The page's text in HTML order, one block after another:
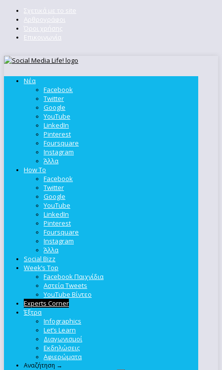
Σχετικά με το site
Αρθρογράφοι
Όροι χρήσης
Επικοινωνία
Νέα
Facebook
Twitter
Google
YouTube
LinkedIn
Pinterest
Foursquare
Instagram
Άλλα
How To
Facebook
Twitter
Google
YouTube
LinkedIn
Pinterest
Foursquare
Instagram
Άλλα
Social Bizz
Week’s Top
Facebook Παιχνίδια
Αστεία Tweets
YouTube Βίντεο
Experts Corner
Έξτρα
Infographics
Let’s Learn
Διαγωνισμοί
Εκδηλώσεις
Αφιερώματα
Αναζήτηση →